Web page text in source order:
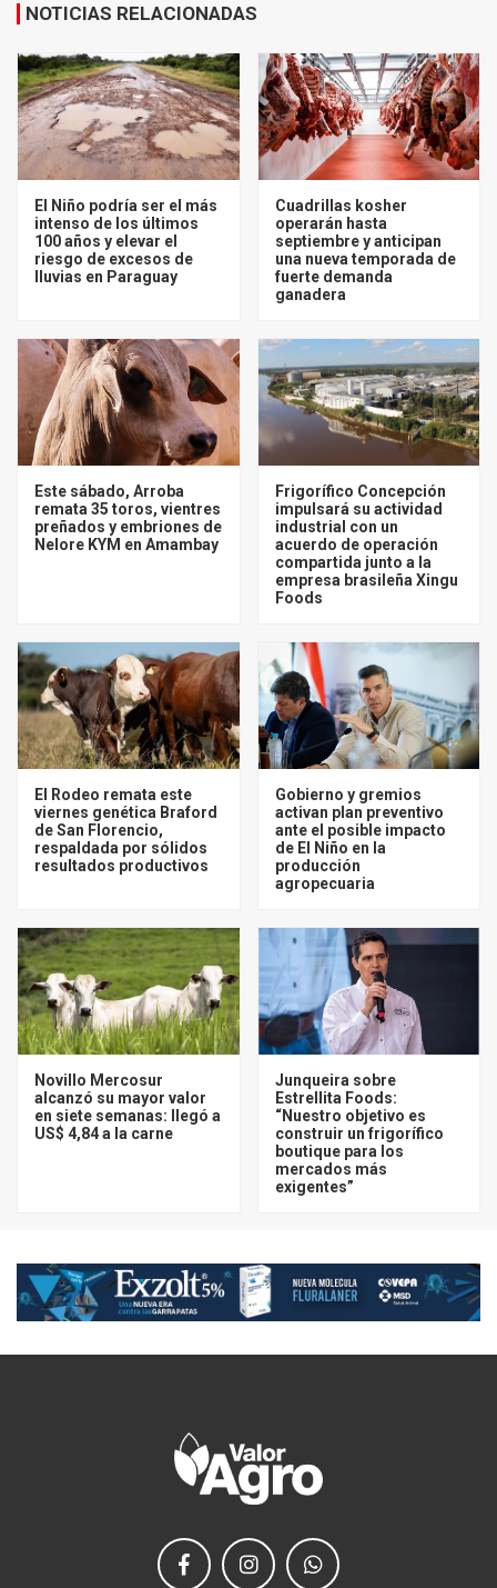
NOTICIAS RELACIONADAS
El Niño podría ser el más
intenso de los últimos
100 años y elevar el
riesgo de excesos de
lluvias en Paraguay
Cuadrillas kosher
operarán hasta
septiembre y anticipan
una nueva temporada de
fuerte demanda
ganadera
Este sábado, Arroba
remata 35 toros, vientres
preñados y embriones de
Nelore KYM en Amambay
Frigorífico Concepción
impulsará su actividad
industrial con un
acuerdo de operación
compartida junto a la
empresa brasileña Xingu
Foods
El Rodeo remata este
viernes genética Braford
de San Florencio,
respaldada por sólidos
resultados productivos
Gobierno y gremios
activan plan preventivo
ante el posible impacto
de El Niño en la
producción
agropecuaria
Novillo Mercosur
alcanzó su mayor valor
en siete semanas: llegó a
US$ 4,84 a la carne
Junqueira sobre
Estrellita Foods:
“Nuestro objetivo es
construir un frigorífico
boutique para los
mercados más
exigentes”